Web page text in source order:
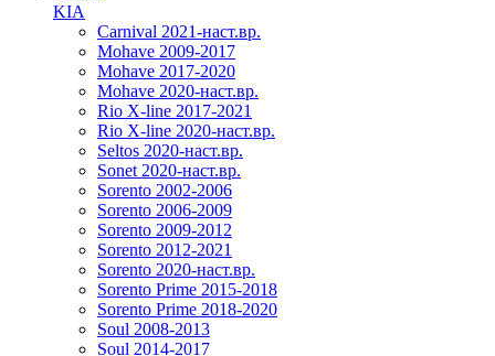
KIA
Carnival 2021-наст.вр.
Mohave 2009-2017
Mohave 2017-2020
Mohave 2020-наст.вр.
Rio X-line 2017-2021
Rio X-line 2020-наст.вр.
Seltos 2020-наст.вр.
Sonet 2020-наст.вр.
Sorento 2002-2006
Sorento 2006-2009
Sorento 2009-2012
Sorento 2012-2021
Sorento 2020-наст.вр.
Sorento Prime 2015-2018
Sorento Prime 2018-2020
Soul 2008-2013
Soul 2014-2017